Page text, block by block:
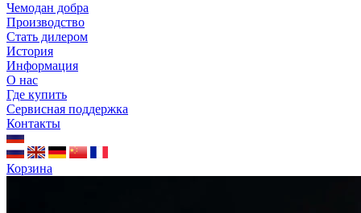
Чемодан добра
Производство
Стать дилером
История
Информация
О нас
Где купить
Сервисная поддержка
Контакты
Корзина